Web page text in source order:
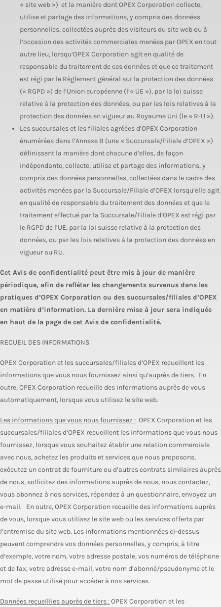
« site web ») et la manière dont OPEX Corporation collecte,
utilise et partage des informations, y compris des données
personnelles, collectées auprès des visiteurs du site web ou à
l’occasion des activités commerciales menées par OPEX en tout
autre lieu, lorsqu’OPEX Corporation agit en qualité de
responsable du traitement de ces données et que ce traitement
est régi par le Règlement général sur la protection des données
(« RGPD ») de l’Union européenne (l’« UE »), par la loi suisse
relative à la protection des données, ou par les lois relatives à la
protection des données en vigueur au Royaume Uni (le « R-U »).
Les succursales et les filiales agréées d’OPEX Corporation
énumérées dans l’Annexe B (une « Succursale/Filiale d’OPEX »)
définissent la manière dont chacune d’elles, de façon
indépendante, collecte, utilise et partage des informations, y
compris des données personnelles, collectées dans le cadre des
activités menées par la Succursale/Filiale d’OPEX lorsqu’elle agit
en qualité de responsable du traitement des données et que le
traitement effectué par la Succursale/Filiale d’OPEX est régi par
le RGPD de l’UE, par la loi suisse relative à la protection des
données, ou par les lois relatives à la protection des données en
vigueur au RU.
Cet Avis de confidentialité peut être mis à jour de manière
périodique, afin de refléter les changements survenus dans les
pratiques d’OPEX Corporation ou des succursales/filiales d’OPEX
en matière d’information. La dernière mise à jour sera indiquée
en haut de la page de cet Avis de confidentialité.
RECUEIL DES INFORMATIONS
OPEX Corporation et les succursales/filiales d’OPEX recueillent les
informations que vous nous fournissez ainsi qu’auprès de tiers. En
outre, OPEX Corporation recueille des informations auprès de vous
automatiquement, lorsque vous utilisez le site web.
Les informations que vous nous fournissez : OPEX Corporation et les
succursales/filiales d’OPEX recueillent les informations que vous nous
fournissez, lorsque vous souhaitez établir une relation commerciale
avec nous, achetez les produits et services que nous proposons,
exécutez un contrat de fourniture ou d’autres contrats similaires auprès
de nous, sollicitez des informations auprès de nous, nous contactez,
vous abonnez à nos services, répondez à un questionnaire, envoyez un
e-mail. En outre, OPEX Corporation recueille des informations auprès
de vous, lorsque vous utilisez le site web ou les services offerts par
l’entremise du site web. Les informations mentionnées ci-dessus
peuvent comprendre vos données personnelles, y compris, à titre
d’exemple, votre nom, votre adresse postale, vos numéros de téléphone
et de fax, votre adresse e-mail, votre nom d’abonné/pseudonyme et le
mot de passe utilisé pour accéder à nos services.
Données recueillies auprès de tiers :OPEX Corporation et les